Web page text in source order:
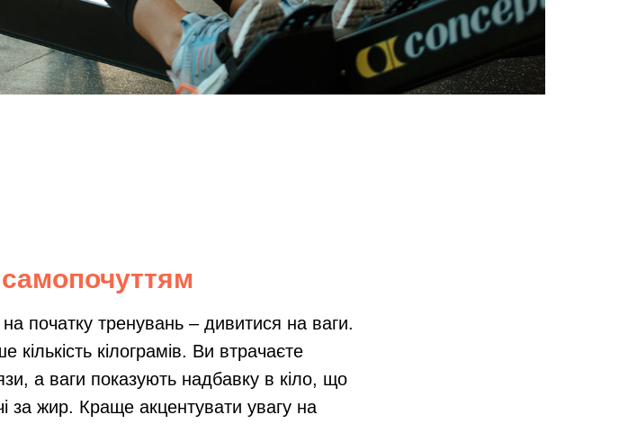
початку тренувань – дивитися на ваги.
кілограмів. Ви втрачаєте
а ваги показують надбавку в кіло, що
за жир. Краще акцентувати увагу на